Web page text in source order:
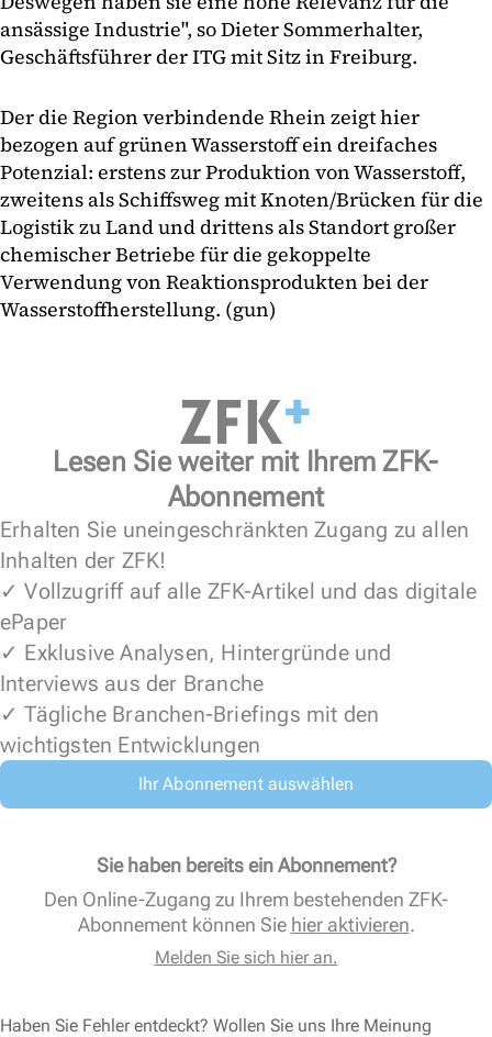
ansässige Industrie", so Dieter Sommerhalter,
Geschäftsführer der ITG mit Sitz in Freiburg.
Der die Region verbindende Rhein zeigt hier
bezogen auf grünen Wasserstoff ein dreifaches
Potenzial: erstens zur Produktion von Wasserstoff,
zweitens als Schiffsweg mit Knoten/Brücken für die
Logistik zu Land und drittens als Standort großer
chemischer Betriebe für die gekoppelte
Verwendung von Reaktionsprodukten bei der
Wasserstoffherstellung. (gun)
Lesen Sie weiter mit Ihrem ZFK-
Abonnement
Erhalten Sie uneingeschränkten Zugang zu allen
Inhalten der ZFK!
✓ Vollzugriff auf alle ZFK-Artikel und das digitale
ePaper
✓ Exklusive Analysen, Hintergründe und
Interviews aus der Branche
✓ Tägliche Branchen-Briefings mit den
wichtigsten Entwicklungen
Ihr Abonnement auswählen
Sie haben bereits ein Abonnement?
Den Online-Zugang zu Ihrem bestehenden ZFK-
Abonnement können Sie hier aktivieren.
Melden Sie sich hier an.
Haben Sie Fehler entdeckt? Wollen Sie uns Ihre Meinung